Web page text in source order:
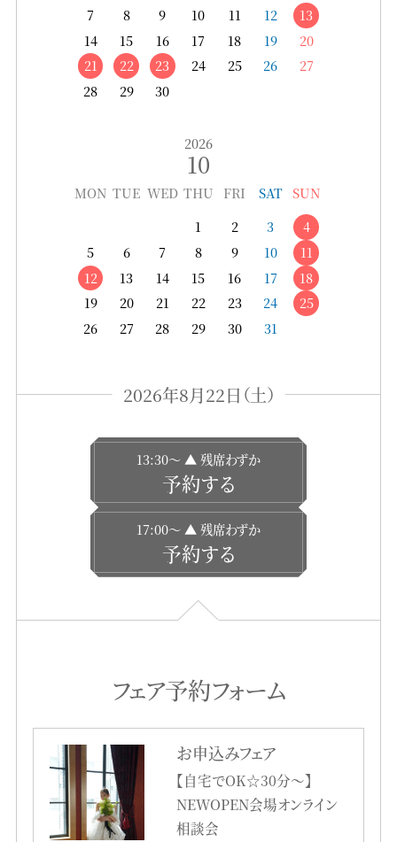
7
8 9 10 11 12
13
14
15 16 17 18 19
20
21
22 23 24 25 26
27
28
29 30
2026
10
MON TUE WED THU FRI SAT SUN
1
2 3
4
5
6 7 8 9 10
11
12
13 14 15 16 17
18
19
20 21 22 23 24
25
26
27 28 29 30 31
2026年8月22日（土）
13:30〜 ▲ 残席わずか
予約する
17:00〜 ▲ 残席わずか
予約する
フェア予約フォーム
お申込みフェア
【自宅でOK☆30分～】
NEWOPEN会場オンライン
相談会